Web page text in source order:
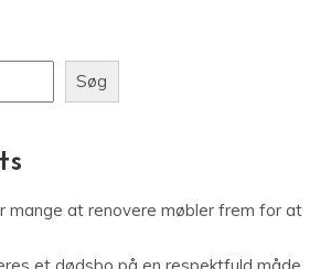
Søg
mange at renovere møbler frem for at